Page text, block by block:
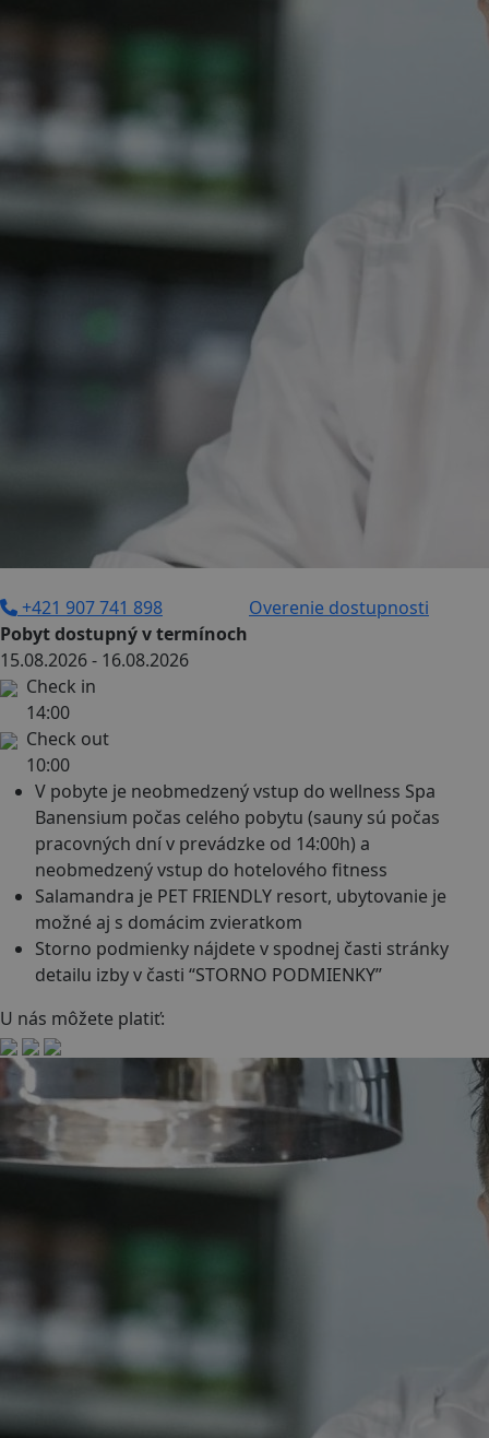
+421 907 741 898
Overenie dostupnosti
Pobyt dostupný v termínoch
15.08.2026 - 16.08.2026
Check in
14:00
Check out
10:00
V pobyte je neobmedzený vstup do wellness Spa
Banensium počas celého pobytu (sauny sú počas
pracovných dní v prevádzke od 14:00h) a
neobmedzený vstup do hotelového fitness
Salamandra je PET FRIENDLY resort, ubytovanie je
možné aj s domácim zvieratkom
Storno podmienky nájdete v spodnej časti stránky
detailu izby v časti “STORNO PODMIENKY”
U nás môžete platiť: